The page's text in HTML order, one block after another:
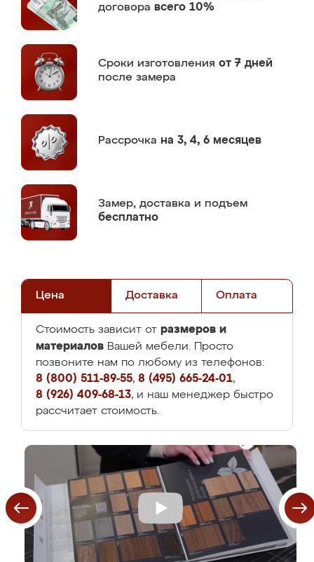
договора всего 10%
Сроки изготовления от 7 дней
после замера
Рассрочка на 3, 4, 6 месяцев
Замер, доставка и подъем
бесплатно
Цена Доставка Оплата
Стоимость зависит от размеров и
материалов Вашей мебели. Просто
позвоните нам по любому из телефонов:
8 (800) 511-89-55, 8 (495) 665-24-01,
8 (926) 409-68-13, и наш менеджер быстро
рассчитает стоимость.